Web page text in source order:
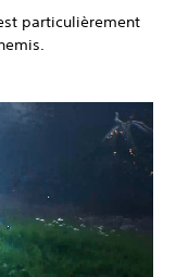
particulièrement